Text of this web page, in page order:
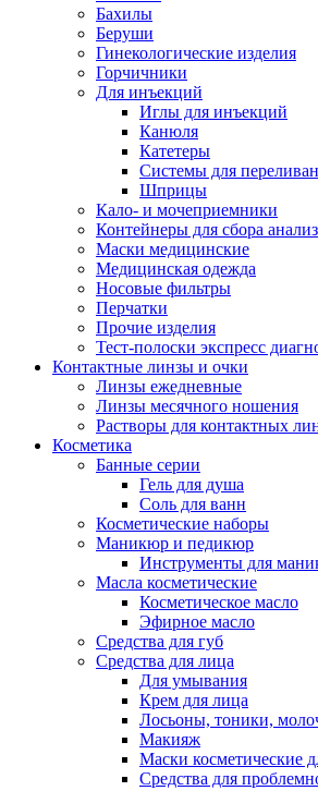
Бахилы
Беруши
Гинекологические изделия
Горчичники
Для инъекций
Иглы для инъекций
Канюля
Катетеры
Системы для
Шприцы
Кало- и мочеприемники
Контейнеры для сбора
Маски медицинские
Медицинская одежда
Носовые фильтры
Перчатки
Прочие изделия
Тест-полоски экспресс
Контактные линзы и очки
Линзы ежедневные
Линзы месячного ношения
Растворы для контактных
Косметика
Банные серии
Гель для душа
Соль для ванн
Косметические наборы
Маникюр и педикюр
Инструменты для
Масла косметические
Косметическое масло
Эфирное масло
Средства для губ
Средства для лица
Для умывания
Крем для лица
Лосьоны, тоники,
Макияж
Маски косметические
Средства для